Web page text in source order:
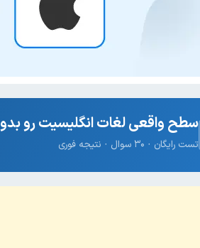
سطح واقعی لغات انگلیسیت رو
تست رایگان · ۳۰ سوال · نتیجه فوری